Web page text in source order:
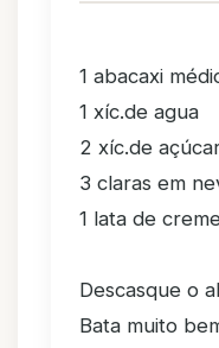
1 abacaxi
1 xíc.de agua
2 xíc.de
3 claras em
1 lata de
Descasque o
Bata muito